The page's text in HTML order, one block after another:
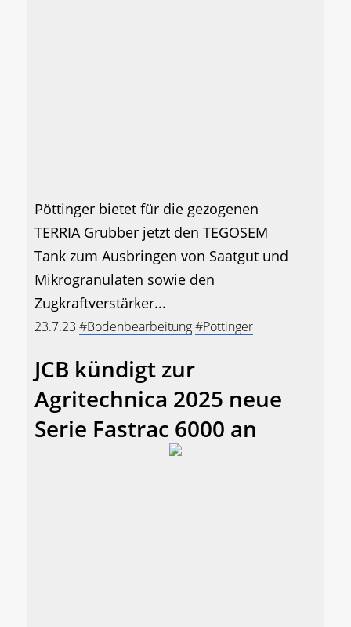
Pöttinger bietet für die gezogenen
TERRIA Grubber jetzt den TEGOSEM
Tank zum Ausbringen von Saatgut und
Mikrogranulaten sowie den
Zugkraftverstärker...
23.7.23 #Bodenbearbeitung#Pöttinger
JCB kündigt zur
Agritechnica 2025 neue
Serie Fastrac 6000 an